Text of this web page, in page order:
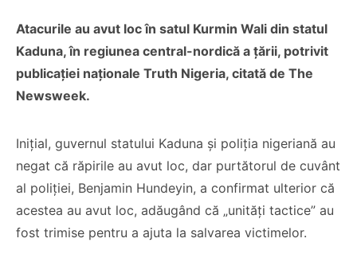
Atacurile au avut loc în satul Kurmin Wali din statul
Kaduna, în regiunea central-nordică a țării, potrivit
publicației naționale Truth Nigeria, citată de The
Newsweek.
Inițial, guvernul statului Kaduna și poliția nigeriană au
negat că răpirile au avut loc, dar purtătorul de cuvânt
al poliției, Benjamin Hundeyin, a confirmat ulterior că
acestea au avut loc, adăugând că „unități tactice” au
fost trimise pentru a ajuta la salvarea victimelor.